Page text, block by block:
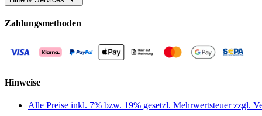
Zahlungsmethoden
Hinweise
Alle Preise inkl. 7% bzw. 19% gesetzl. Mehrwertsteuer zzgl.